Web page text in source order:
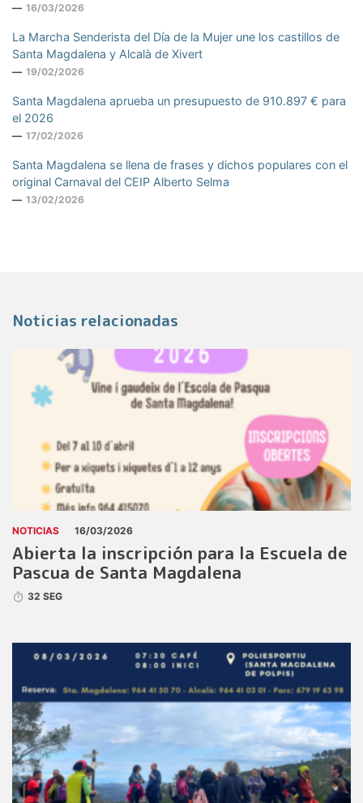
16/03/2026
La Marcha Senderista del Día de la Mujer une los castillos de
Santa Magdalena y Alcalà de Xivert
19/02/2026
Santa Magdalena aprueba un presupuesto de 910.897 € para
el 2026
17/02/2026
Santa Magdalena se llena de frases y dichos populares con el
original Carnaval del CEIP Alberto Selma
13/02/2026
Noticias relacionadas
NOTICIAS 16/03/2026
Abierta la inscripción para la Escuela de
Pascua de Santa Magdalena
32 SEG